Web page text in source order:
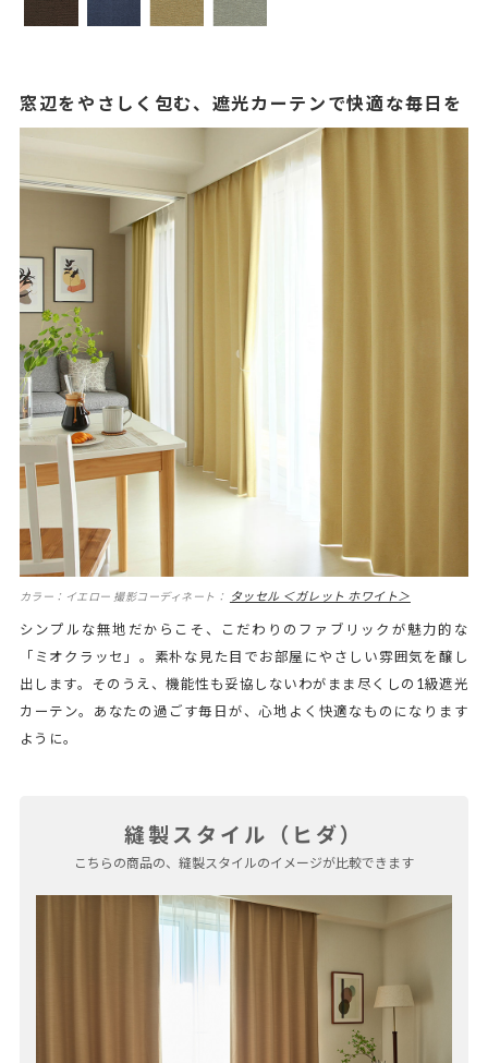
窓辺をやさしく包む、遮光カーテンで快適な毎日を
カラー：イエロー 撮影コーディネート： タッセル ＜ガレット ホワイト＞
シンプルな無地だからこそ、こだわりのファブリックが魅力的な
「ミオクラッセ」。素朴な見た目でお部屋にやさしい雰囲気を醸し
出します。そのうえ、機能性も妥協しないわがまま尽くしの1級遮光
カーテン。あなたの過ごす毎日が、心地よく快適なものになります
ように。
縫製スタイル（ヒダ）
こちらの商品の、縫製スタイルのイメージが比較できます